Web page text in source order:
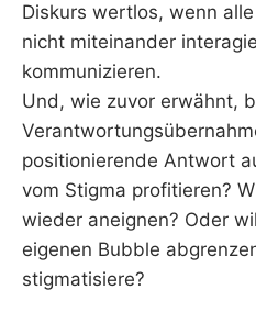
Diskurs wertlos, wenn
nicht miteinander
kommunizieren.
Und, wie zuvor erwähnt,
positionierende Antwort
vom Stigma profitieren?
wieder aneignen? Oder
eigenen Bubble
stigmatisiere?